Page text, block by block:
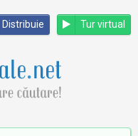
Distribuie Tur virtual